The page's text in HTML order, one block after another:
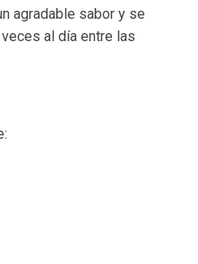
agradable sabor y se
al día entre las